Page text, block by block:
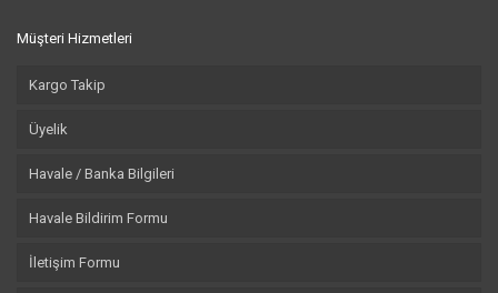
Müşteri Hizmetleri
Kargo Takip
Üyelik
Havale / Banka Bilgileri
Havale Bildirim Formu
İletişim Formu